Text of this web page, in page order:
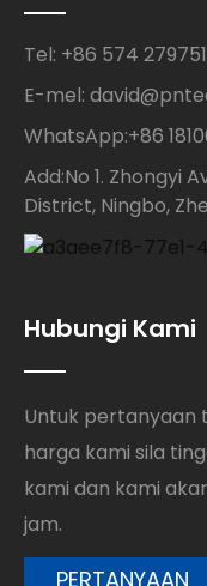
Tel: +86 574
E-mel:
WhatsApp:+86
Add:No 1. Zhongyi
District, Ningbo,
Hubungi Kami
Untuk pertanyaan
harga kami sila
kami dan kami
jam.
PERTANYAAN